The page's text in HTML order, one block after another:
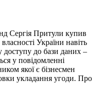
Сергія Притули купив
України навіть
доступу до бази даних –
у повідомленні
якої є бізнесмен
укладання угоди. Про